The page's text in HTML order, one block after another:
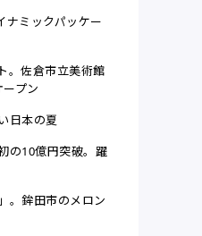
ナミックパッケー
。佐倉市立美術館
プン
日本の夏
の10億円突破。躍
。鉾田市のメロン